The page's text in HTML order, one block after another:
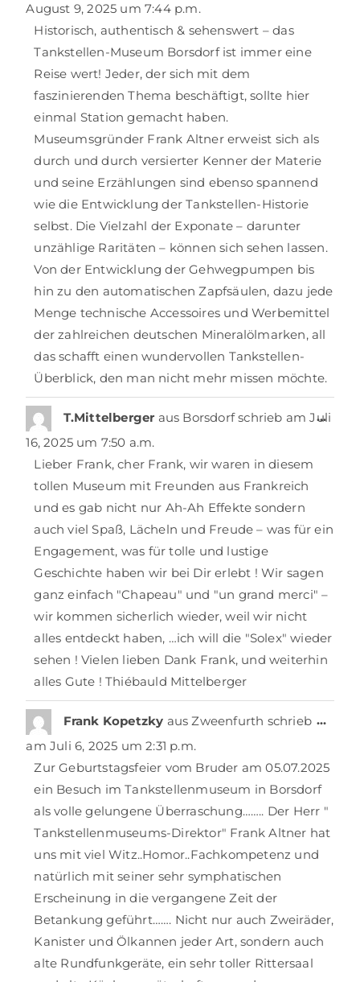
August 9, 2025 um 7:44 p.m.
Historisch, authentisch & sehenswert – das
Tankstellen-Museum Borsdorf ist immer eine
Reise wert! Jeder, der sich mit dem
faszinierenden Thema beschäftigt, sollte hier
einmal Station gemacht haben.
Museumsgründer Frank Altner erweist sich als
durch und durch versierter Kenner der Materie
und seine Erzählungen sind ebenso spannend
wie die Entwicklung der Tankstellen-Historie
selbst. Die Vielzahl der Exponate – darunter
unzählige Raritäten – können sich sehen lassen.
Von der Entwicklung der Gehwegpumpen bis
hin zu den automatischen Zapfsäulen, dazu jede
Menge technische Accessoires und Werbemittel
der zahlreichen deutschen Mineralölmarken, all
das schafft einen wundervollen Tankstellen-
Überblick, den man nicht mehr missen möchte.
T.Mittelberger aus Borsdorf schrieb am Juli
16, 2025 um 7:50 a.m.
Lieber Frank, cher Frank, wir waren in diesem
tollen Museum mit Freunden aus Frankreich
und es gab nicht nur Ah-Ah Effekte sondern
auch viel Spaß, Lächeln und Freude – was für ein
Engagement, was für tolle und lustige
Geschichte haben wir bei Dir erlebt ! Wir sagen
ganz einfach "Chapeau" und "un grand merci" –
wir kommen sicherlich wieder, weil wir nicht
alles entdeckt haben, …ich will die "Solex" wieder
sehen ! Vielen lieben Dank Frank, und weiterhin
alles Gute ! Thiébauld Mittelberger
…
Frank Kopetzky aus Zweenfurth schrieb
am Juli 6, 2025 um 2:31 p.m.
Zur Geburtstagsfeier vom Bruder am 05.07.2025
ein Besuch im Tankstellenmuseum in Borsdorf
als volle gelungene Überraschung…….. Der Herr "
Tankstellenmuseums-Direktor" Frank Altner hat
uns mit viel Witz..Homor..Fachkompetenz und
natürlich mit seiner sehr symphatischen
Erscheinung in die vergangene Zeit der
Betankung geführt……. Nicht nur auch Zweiräder,
Kanister und Ölkannen jeder Art, sondern auch
alte Rundfunkgeräte, ein sehr toller Rittersaal
…